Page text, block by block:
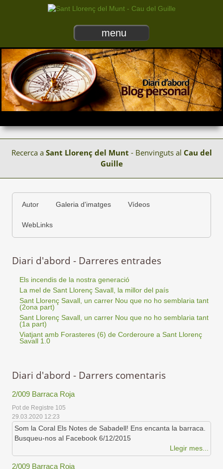
menu
Recerca a Sant Llorenç del Munt - Benvinguts al Cau del
Guille
Autor Galeria d'imatges Vídeos
WebLinks
Diari d'abord - Darreres entrades
Els incendis de la nostra generació
La mel de Sant Llorenç Savall, la millor del país
Sant Llorenç Savall, un carrer Nou que no ho semblaria tant
(2ona part)
Sant Llorenç Savall, un carrer Nou que no ho semblaria tant
(1a part)
Viatjant amb Forasteres (6) de Corderoure a Sant Llorenç
Savall 1.0
Diari d'abord - Darrers comentaris
2/009 Barraca Roja
Pot de Registre 105
29.03.2020 12:23
Som la Coral Els Notes de Sabadell! Ens encanta la barraca.
Busqueu-nos al Facebook 6/12/2015
Llegir mes...
2/009 Barraca Roja